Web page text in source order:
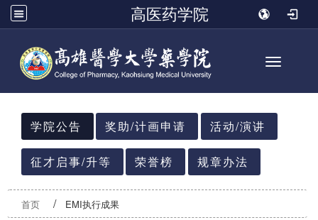
高医药学院
Toggle
:::
学院公告
奖助/计画申请 活动/演讲
征才启事/升等 荣誉榜 规章办法
首页 EMI执行成果